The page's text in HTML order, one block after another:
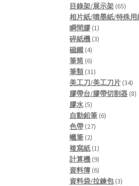
product
目錄架/展示架 6565
相片紙/噴墨紙/特殊用
瞬間膠 11
product
碎紙機 33
磁鐵 44
products
筆筒 66
products
筆類 3131
products
美工刀/美工刀片 3434
膠帶台/膠帶切割器 88
膠水 55
products
自動鉛筆 66
色帶 2727
蠟筆 22
products
複寫紙 11
product
計算機 99
products
資料簿 66
products
資料袋/拉鍊包 33